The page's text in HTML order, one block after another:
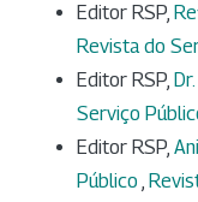
Editor RSP,
Revista do
Editor RSP,
Serviço
Editor RSP,
Público ,